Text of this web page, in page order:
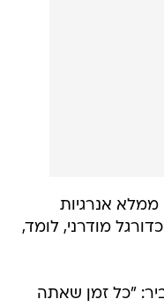
ממלא אנרגיות
מודרני, לומד,
"כל זמן שאתה